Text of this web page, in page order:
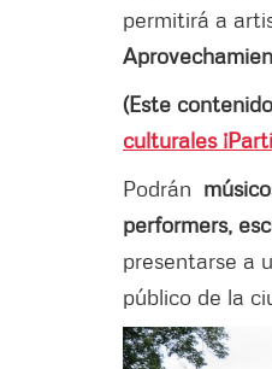
permitirá a
(Este
culturales
Podrán
performers,
presentarse a
público de la